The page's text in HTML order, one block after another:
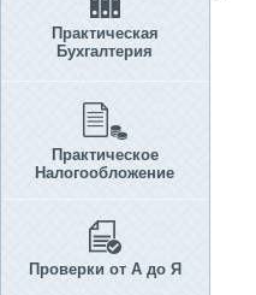
Практическая
Бухгалтерия
Практическое
Налогообложение
Проверки от А до Я